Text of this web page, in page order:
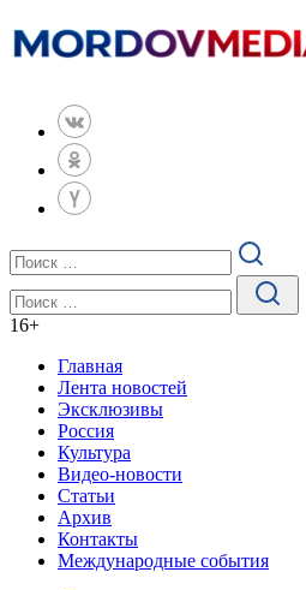
16+
Главная
Лента новостей
Эксклюзивы
Россия
Культура
Видео-новости
Статьи
Архив
Контакты
Международные события